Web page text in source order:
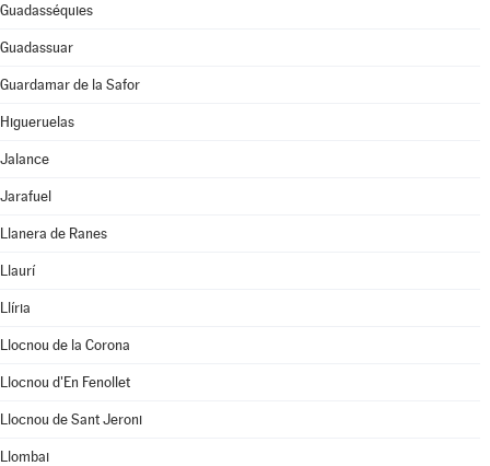
Guadasséquies
Guadassuar
Guardamar de la Safor
Higueruelas
Jalance
Jarafuel
Llanera de Ranes
Llaurí
Llíria
Llocnou de la Corona
Llocnou d'En Fenollet
Llocnou de Sant Jeroni
Llombai